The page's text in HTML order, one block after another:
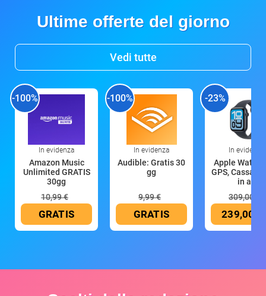
Ultime offerte del giorno
Vedi tutte
-100%
In evidenza
Amazon Music
Unlimited GRATIS
30gg
10,99 €
GRATIS
-100%
In evidenza
Audible: Gratis 30
gg
9,99 €
GRATIS
-23%
In evidenza
Apple Watch
GPS, Cassa
in all
309,00 €
239,00 €